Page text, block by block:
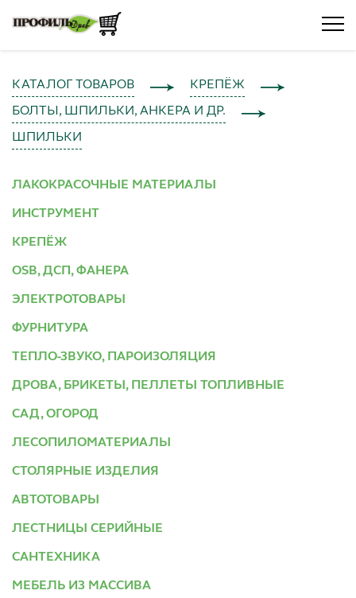
КАТАЛОГ ТОВАРОВ КРЕПЁЖ
БОЛТЫ, ШПИЛЬКИ, АНКЕРА И ДР.
ШПИЛЬКИ
ЛАКОКРАСОЧНЫЕ МАТЕРИАЛЫ
ИНСТРУМЕНТ
КРЕПЁЖ
OSB, ДСП, ФАНЕРА
ЭЛЕКТРОТОВАРЫ
ФУРНИТУРА
ТЕПЛО-ЗВУКО, ПАРОИЗОЛЯЦИЯ
ДРОВА, БРИКЕТЫ, ПЕЛЛЕТЫ ТОПЛИВНЫЕ
САД, ОГОРОД
ЛЕСОПИЛОМАТЕРИАЛЫ
СТОЛЯРНЫЕ ИЗДЕЛИЯ
АВТОТОВАРЫ
ЛЕСТНИЦЫ СЕРИЙНЫЕ
САНТЕХНИКА
МЕБЕЛЬ ИЗ МАССИВА